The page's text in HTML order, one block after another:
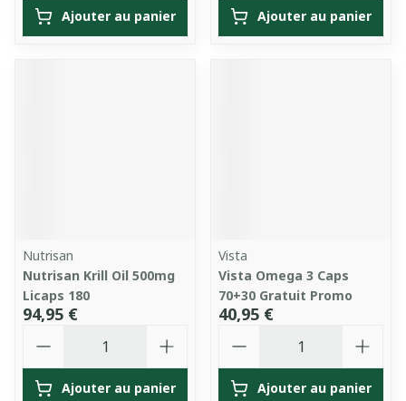
Ajouter au panier Ajouter au panier
Nutrisan
Nutrisan Krill Oil 500mg
Licaps 180
94,95 €
Ajouter au panier
Vista
Vista Omega 3 Caps
70+30 Gratuit Promo
40,95 €
Ajouter au panier